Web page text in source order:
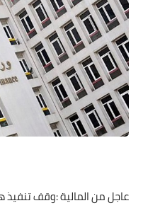
عاجل من المالية :وقف تنفيذ